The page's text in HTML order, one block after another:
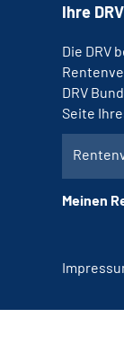
Ihre DRV
Die DRV
DRV
Seite
Meinen